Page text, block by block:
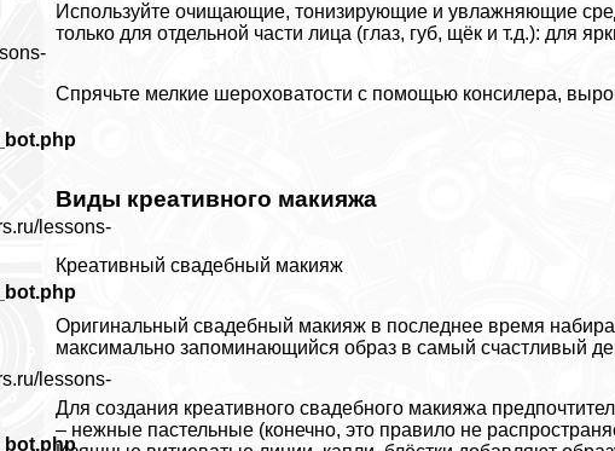
Используйте очищающие, тонизирующие и увлажняющие
только для отдельной части лица (глаз, губ, щёк и т.д.): для
Спрячьте мелкие шероховатости с помощью консилера,
Виды креативного макияжа
Креативный свадебный макияж
Оригинальный свадебный макияж в последнее время
максимально запоминающийся образ в самый счастливый
Для создания креативного свадебного макияжа
– нежные пастельные (конечно, это правило не
lessons-
lessons-